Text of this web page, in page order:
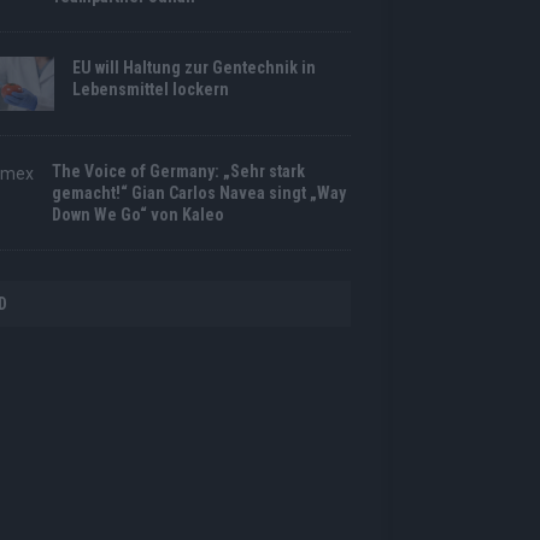
EU will Haltung zur Gentechnik in
Lebensmittel lockern
The Voice of Germany: „Sehr stark
gemacht!“ Gian Carlos Navea singt „Way
Down We Go“ von Kaleo